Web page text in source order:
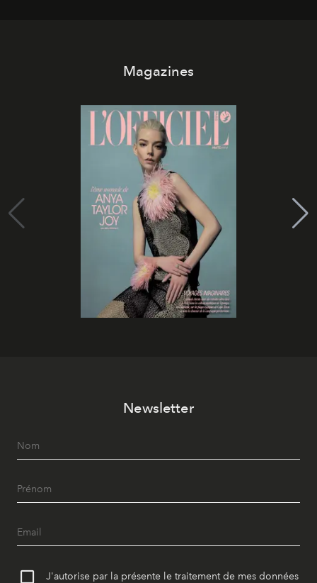
Magazines
Newsletter
J'autorise par la présente le traitement de mes données